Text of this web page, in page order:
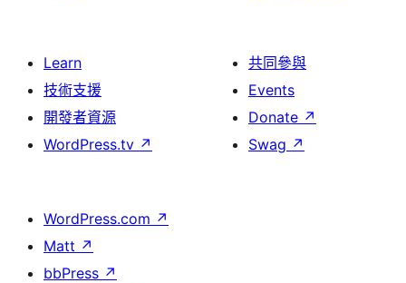
Learn
技術支援
開發者資源
WordPress.tv ↗
共同參與
Events
Donate ↗
Swag ↗
WordPress.com ↗
Matt ↗
bbPress ↗